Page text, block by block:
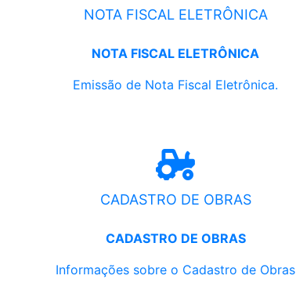
NOTA FISCAL ELETRÔNICA
NOTA FISCAL ELETRÔNICA
Emissão de Nota Fiscal Eletrônica.
CADASTRO DE OBRAS
CADASTRO DE OBRAS
Informações sobre o Cadastro de Obras